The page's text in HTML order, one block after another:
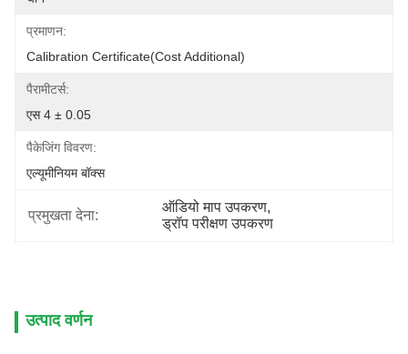
प्रमाणन:
Calibration Certificate(cost Additional)
पैरामीटर्स:
एस 4 ± 0.05
पैकेजिंग विवरण:
एल्यूमीनियम बॉक्स
प्रमुखता देना:
ऑडियो माप उपकरण,
ड्रॉप परीक्षण उपकरण
उत्पाद वर्णन